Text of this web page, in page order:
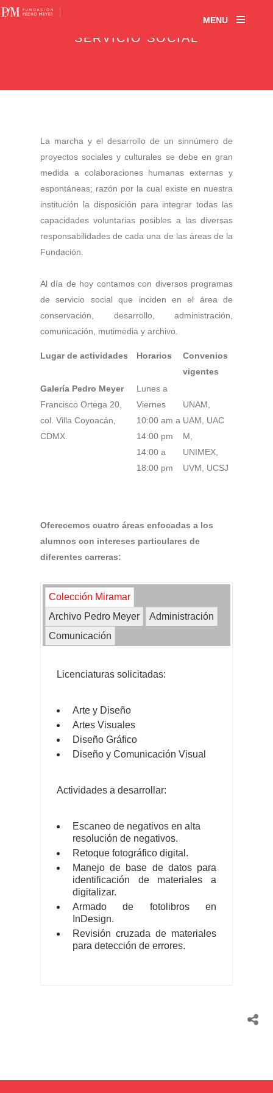
MENU
SERVICIO SOCIAL
La marcha y el desarrollo de un sinnúmero de
proyectos sociales y culturales se debe en gran
medida a colaboraciones humanas externas y
espontáneas; razón por la cual existe en nuestra
institución la disposición para integrar todas las
capacidades voluntarias posibles a las diversas
responsabilidades de cada una de las áreas de la
Fundación.
Al día de hoy contamos con diversos programas
de servicio social que inciden en el área de
conservación, desarrollo, administración,
comunicación, mutimedia y archivo.
Lugar de actividades
Galería Pedro Meyer
Francisco Ortega 20,
col. Villa Coyoacán,
CDMX.
Horarios
Lunes a
Viernes
10:00 am a
14:00 pm
14:00 a
18:00 pm
Convenios
vigentes
UNAM,
UAM, UAC
M,
UNIMEX,
UVM, UCSJ
Oferecemos cuatro áreas enfocadas a los
alumnos con intereses particulares de
diferentes carreras:
Colección Miramar
Archivo Pedro Meyer
Administración
Comunicación
Licenciaturas solicitadas:
Arte y Diseño
Artes Visuales
Diseño Gráfico
Diseño y Comunicación Visual
Actividades a desarrollar:
Escaneo de negativos en alta
resolución de negativos.
Retoque fotográfico digital.
Manejo de base de datos para
identificación de materiales a
digitalizar.
Armado de fotolibros en
InDesign.
Revisión cruzada de materiales
para detección de errores.